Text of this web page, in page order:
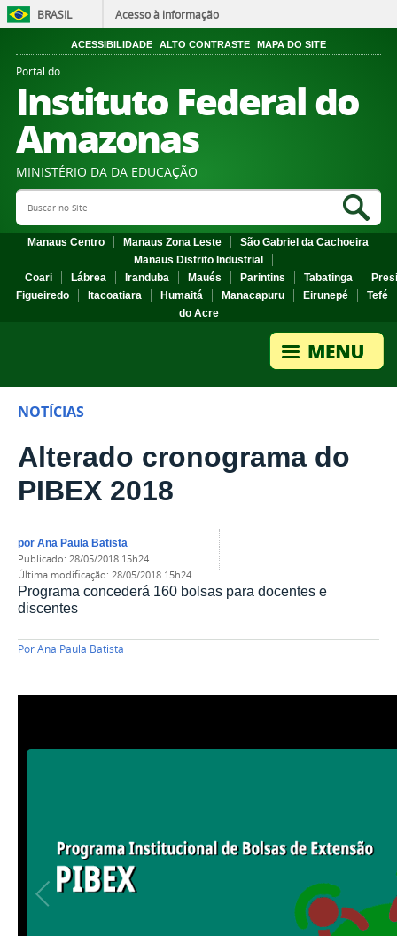
BRASIL Acesso à informação
ACESSIBILIDADE ALTO CONTRASTE MAPA DO SITE
Portal do
Instituto Federal do
Amazonas
MINISTÉRIO DA DA EDUCAÇÃO
Search Site
Manaus Centro Manaus Zona Leste
São Gabriel da Cachoeira
Manaus Distrito Industrial
Coari
Lábrea Iranduba Maués Parintins Tabatinga
Figueiredo
Itacoatiara Humaitá Manacapuru Eirunepé
Tefé
do Acre
NOTÍCIAS
Alterado cronograma do
PIBEX 2018
por Ana Paula Batista
publicado: 28/05/2018 15h24
última modificação: 28/05/2018 15h24
Programa concederá 160 bolsas para docentes e
discentes
PorAna Paula Batista